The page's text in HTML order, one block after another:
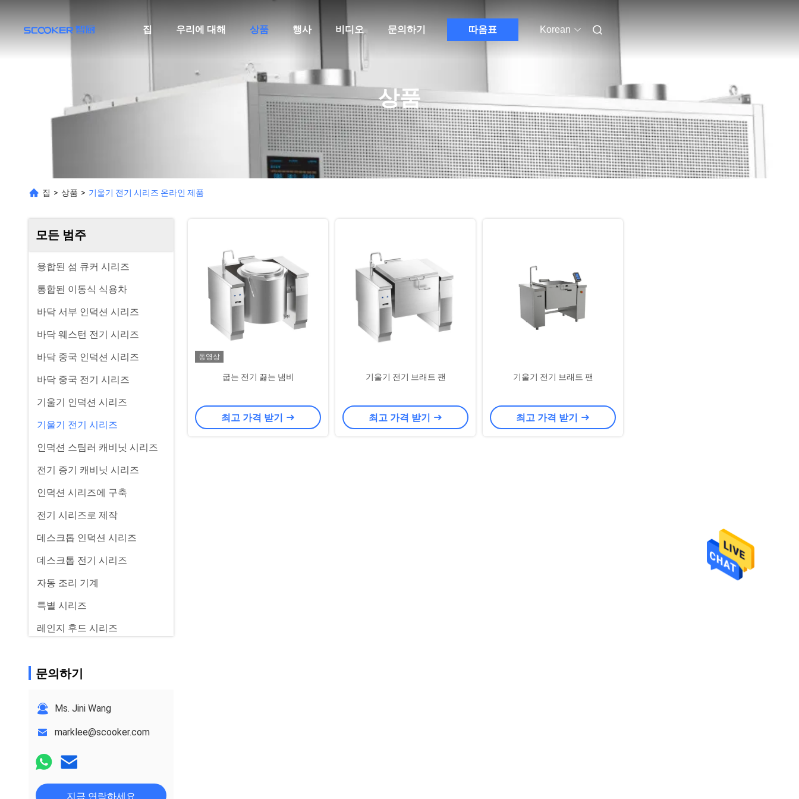
집 우리에 대해 상품 행사 비디오 문의하기 따옴표 Korean
상품
집 > 상품 > 기울기 전기 시리즈 온라인 제품
모든 범주
융합된 섬 큐커 시리즈
통합된 이동식 식용차
바닥 서부 인덕션 시리즈
바닥 웨스턴 전기 시리즈
바닥 중국 인덕션 시리즈
바닥 중국 전기 시리즈
기울기 인덕션 시리즈
기울기 전기 시리즈
인덕션 스팀러 캐비닛 시리즈
전기 증기 캐비닛 시리즈
인덕션 시리즈에 구축
전기 시리즈로 제작
데스크톱 인덕션 시리즈
데스크톱 전기 시리즈
자동 조리 기계
특별 시리즈
레인지 후드 시리즈
문의하기
Ms. Jini Wang
marklee@scooker.com
지금 연락하세요
동영상
굽는 전기 끓는 냄비
최고 가격 받기
기울기 전기 브래트 팬
최고 가격 받기
기울기 전기 브래트 팬
최고 가격 받기